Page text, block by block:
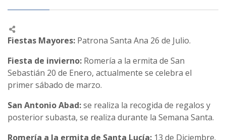
Fiestas Mayores: Patrona Santa Ana 26 de Julio.
Fiesta de invierno: Romería a la ermita de San
Sebastián 20 de Enero, actualmente se celebra el
primer sábado de marzo.
San Antonio Abad:se realiza la recogida de regalos y
posterior subasta, se realiza durante la Semana Santa.
Romería a la ermita de Santa Lucía: 13 de Diciembre.